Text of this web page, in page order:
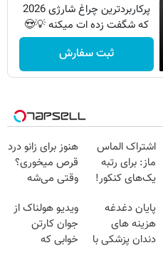
پرکاربردترین چراغ شارژی 2026
که شگفت زده ات میکنه 💡😍
ثبت سفارش
اشتراک الماس
ماز: برای رتبه
یک‌های کنکور!
هنوز برای زانو درد
قرص میخوری؟
وقتی می‌شه
درمانش کرد؟؟؟؟
پایان دغدغه
هزینه های
دندان پزشکی با
ویدیو هولناک از
جوان کارتن
خوابی که